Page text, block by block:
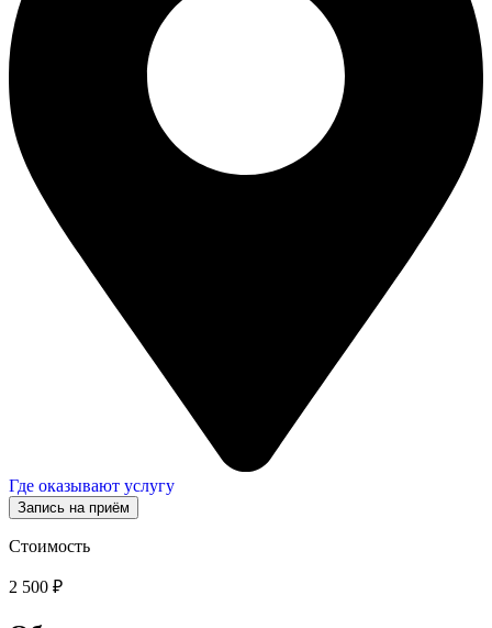
Где оказывают услугу
Запись на приём
Стоимость
2 500 ₽